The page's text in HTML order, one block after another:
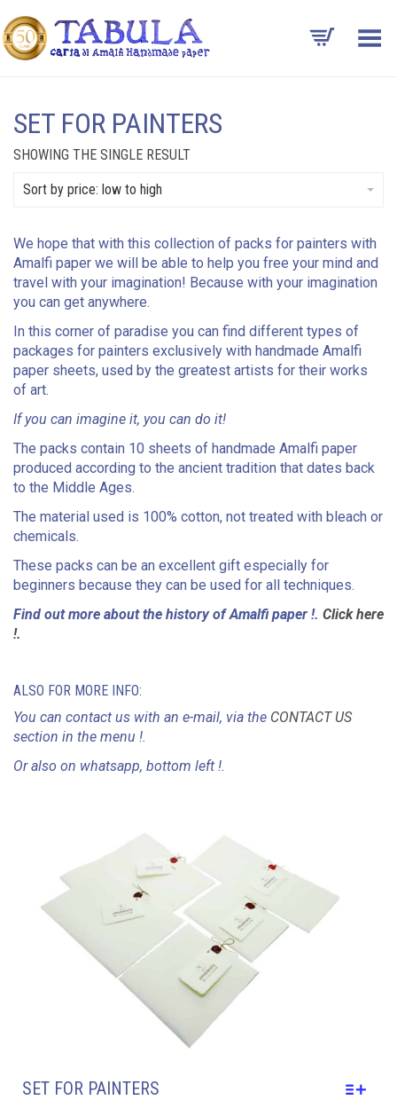
Toggle Menu
SET FOR PAINTERS
SHOWING THE SINGLE RESULT
Sort by price: low to high
We hope that with this collection of packs for painters with
Amalfi paper we will be able to help you free your mind and
travel with your imagination! Because with your imagination
you can get anywhere.
In this corner of paradise you can find different types of
packages for painters exclusively with handmade Amalfi
paper sheets, used by the greatest artists for their works
of art.
If you can imagine it, you can do it!
The packs contain 10 sheets of handmade Amalfi paper
produced according to the ancient tradition that dates back
to the Middle Ages.
The material used is 100% cotton, not treated with bleach or
chemicals.
These packs can be an excellent gift especially for
beginners because they can be used for all techniques.
Find out more about the history of Amalfi paper !. Click here
!.
ALSO FOR MORE INFO:
You can contact us with an e-mail, via the CONTACT US
section in the menu !.
Or also on whatsapp, bottom left !.
SET FOR PAINTERS